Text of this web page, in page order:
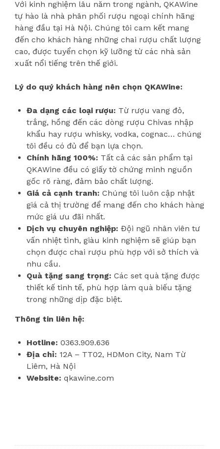
Với kinh nghiệm lâu năm trong ngành, QKAWine
tự hào là nhà phân phối rượu ngoại chính hãng
hàng đầu tại Hà Nội. Chúng tôi cam kết mang
đến cho khách hàng những chai rượu chất lượng
cao, được tuyển chọn kỹ lưỡng từ các nhà sản
xuất nổi tiếng trên thế giới.
Lý do quý khách hàng nên chọn QKAWine:
Đa dạng các loại rượu: Từ rượu vang đỏ,
trắng, hồng đến các dòng rượu Chivas nhập
khẩu hay rượu whisky, vodka, cognac… chúng
tôi đều có đủ để bạn lựa chọn.
Chính hãng 100%: Tất cả các sản phẩm tại
QKAWine đều có giấy tờ chứng minh nguồn
gốc rõ ràng, đảm bảo chất lượng.
Giá cả cạnh tranh: Chúng tôi luôn cập nhật
giá cả thị trường để mang đến cho khách hàng
mức giá ưu đãi nhất.
Dịch vụ chuyên nghiệp: Đội ngũ nhân viên tư
vấn nhiệt tình, giàu kinh nghiệm sẽ giúp bạn
chọn được chai rượu phù hợp với sở thích và
nhu cầu.
Quà tặng sang trọng: Các set quà tặng được
thiết kế tinh tế, phù hợp làm quà biếu tặng
trong những dịp đặc biệt.
Thông tin liên hệ:
Hotline: 0363.909.636
Địa chỉ: 12A – TT02, HDMon City, Nam Từ
Liêm, Hà Nội
Website: qkawine.com